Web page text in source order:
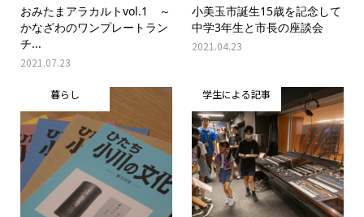
おみたまアラカルトvol.1 ～
かなざわのワンプレートラン
チ...
2021.07.23
小美玉市誕生15歳を記念して
中学3年生と市長の座談会
2021.04.23
暮らし 学生による記事